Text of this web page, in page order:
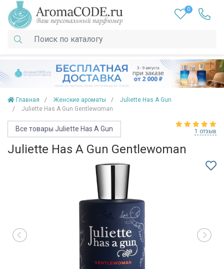
0
Главная Женские ароматы
Juliette Has A Gun
Juliette Has A Gun Gentlewoman
Все товары Juliette Has A Gun 1 отзыв
Juliette Has A Gun Gentlewoman